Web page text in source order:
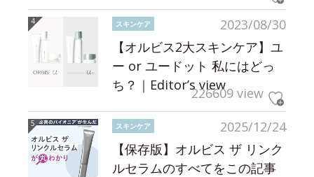
2023/08/30
スキンケア
【オルビス2大スキンケア】ユ
ー or ユードット 私にはどっ
ち？｜Editor’s view226609 view
2025/12/24
スキンケア
【保存版】オルビス ザ リンク
ルセラムのすべてをこの記事